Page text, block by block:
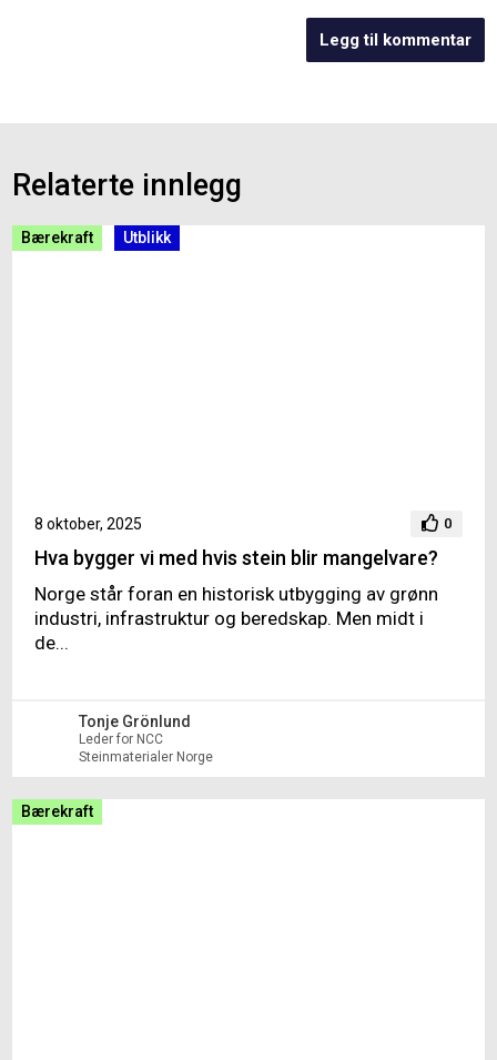
Relaterte innlegg
Bærekraft Utblikk
8 oktober, 2025 0
Hva bygger vi med hvis stein blir mangelvare?
Norge står foran en historisk utbygging av grønn
industri, infrastruktur og beredskap. Men midt i
de...
Tonje Grönlund
Leder for NCC
Steinmaterialer Norge
Bærekraft